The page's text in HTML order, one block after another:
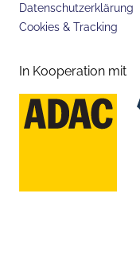
Datenschutzerklärung
Cookies & Tracking
In Kooperation mit